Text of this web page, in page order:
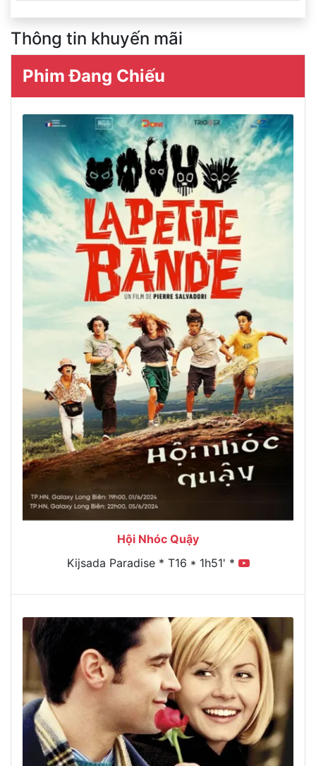
Thông tin khuyến mãi
Phim Đang Chiếu
Hội Nhóc Quậy
Kijsada Paradise * T16 * 1h51' *